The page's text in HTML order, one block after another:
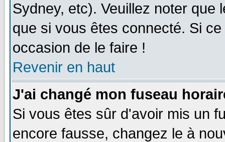
Sydney, etc). Veuillez noter que
que si vous êtes connecté. Si
occasion de le faire !
Revenir en haut
J'ai changé mon fuseau
Si vous êtes sûr d'avoir mis un
encore fausse, changez le à